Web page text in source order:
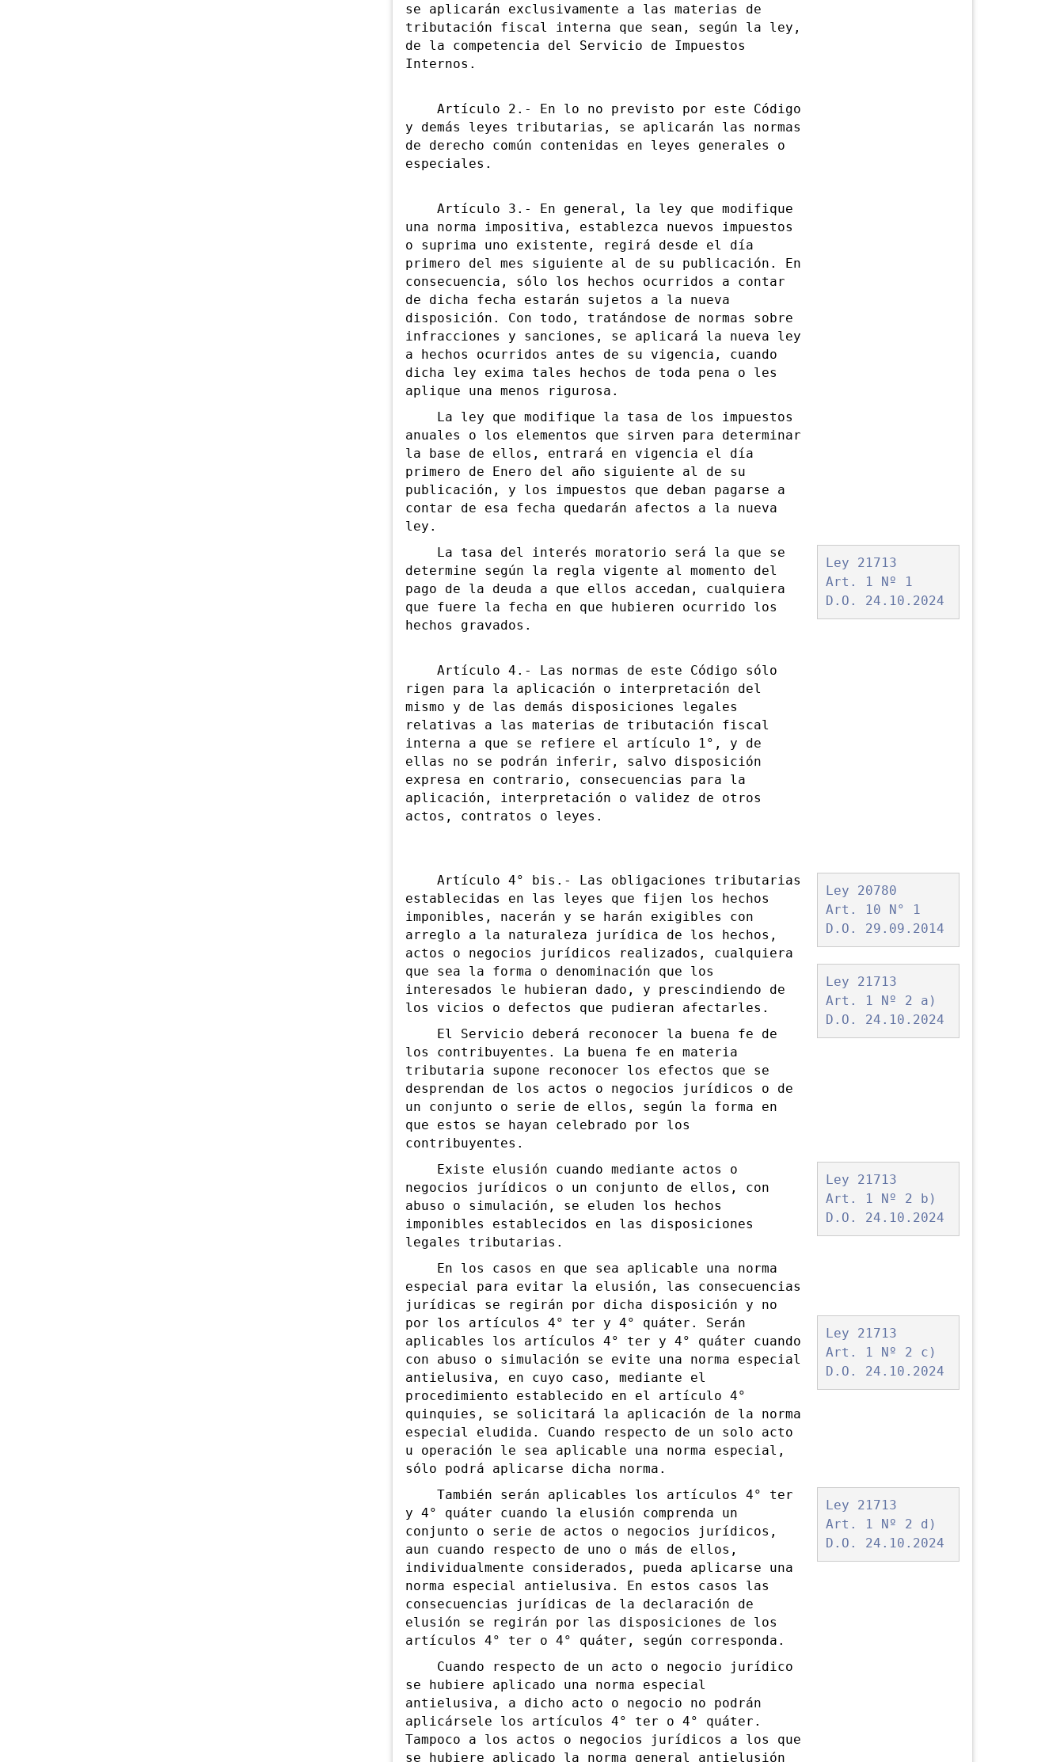
se aplicarán exclusivamente a las materias de
tributación fiscal interna que sean, según la ley,
de la competencia del Servicio de Impuestos
Internos.
Artículo 2.- En lo no previsto por este Código
y demás leyes tributarias, se aplicarán las normas
de derecho común contenidas en leyes generales o
especiales.
Artículo 3.- En general, la ley que modifique
una norma impositiva, establezca nuevos impuestos
o suprima uno existente, regirá desde el día
primero del mes siguiente al de su publicación. En
consecuencia, sólo los hechos ocurridos a contar
de dicha fecha estarán sujetos a la nueva
disposición. Con todo, tratándose de normas sobre
infracciones y sanciones, se aplicará la nueva ley
a hechos ocurridos antes de su vigencia, cuando
dicha ley exima tales hechos de toda pena o les
aplique una menos rigurosa.
La ley que modifique la tasa de los impuestos
anuales o los elementos que sirven para determinar
la base de ellos, entrará en vigencia el día
primero de Enero del año siguiente al de su
publicación, y los impuestos que deban pagarse a
contar de esa fecha quedarán afectos a la nueva
ley.
La tasa del interés moratorio será la q
Ley 21713
Art. 1 Nº 1
D.O. 24.10.2024
ue se
determine según la regla vigente al momento del
pago de la deuda a que ellos accedan, cualquiera
que fuere la fecha en que hubieren ocurrido los
hechos gravados.
Artículo 4.- Las normas de este Código sólo
rigen para la aplicación o interpretación del
mismo y de las demás disposiciones legales
relativas a las materias de tributación fiscal
interna a que se refiere el artículo 1°, y de
ellas no se podrán inferir, salvo disposición
expresa en contrario, consecuencias para la
aplicación, interpretación o validez de otros
actos, contratos o leyes.
Ley 20780
Art. 10 N° 1
D.O. 29.09.2014
Artículo 4° bis.- Las obligaciones tributarias
establecidas en las leyes que fijen los hechos
imponibles, nacerán y se harán exigibles con
arreglo a la naturaleza jurídica de los hechos,
actos o negocios
Ley 21713
Art. 1 Nº 2 a)
D.O. 24.10.2024
jurídicos realizados, cualquiera
que sea la forma o denominación que los
interesados le hubieran dado, y prescindiendo de
los vicios o defectos que pudieran afectarles.
El Servicio deberá reconocer la buena fe de
los contribuyentes. La buena fe en materia
tributaria supone reconocer los efectos que se
desprendan de los actos o negocios jurídicos o de
un conjunto o serie de ellos, según la forma en
que estos se hayan celebrado por los
contribuyentes.
Ley 21713
Art. 1 Nº 2 b)
D.O. 24.10.2024
Existe elusión cuando mediante actos o
negocios jurídicos o un conjunto de ellos, con
abuso o simulación, se eluden los hechos
imponibles establecidos en las disposiciones
legales tributarias.
En los casos en que sea aplicable una norma
especial para evitar la elusión, las consecuencias
jurídicas se regirán por dicha disposición y no
por los artículos 4° ter y 4° quát
Ley 21713
Art. 1 Nº 2 c)
D.O. 24.10.2024
er. Serán
aplicables los artículos 4° ter y 4° quáter cuando
con abuso o simulación se evite una norma especial
antielusiva, en cuyo caso, mediante el
procedimiento establecido en el artículo 4°
quinquies, se solicitará la aplicación de la norma
especial eludida. Cuando respecto de un solo acto
u operación le sea aplicable una norma especial,
sólo podrá aplicarse dicha norma.
Tamb
Ley 21713
Art. 1 Nº 2 d)
D.O. 24.10.2024
ién serán aplicables los artículos 4° ter
y 4° quáter cuando la elusión comprenda un
conjunto o serie de actos o negocios jurídicos,
aun cuando respecto de uno o más de ellos,
individualmente considerados, pueda aplicarse una
norma especial antielusiva. En estos casos las
consecuencias jurídicas de la declaración de
elusión se regirán por las disposiciones de los
artículos 4° ter o 4° quáter, según corresponda.
Cuando respecto de un acto o negocio jurídico
se hubiere aplicado una norma especial
antielusiva, a dicho acto o negocio no podrán
aplicársele los artículos 4° ter o 4° quáter.
Tampoco a los actos o negocios jurídicos a los que
se hubiere aplicado la norma general antielusión